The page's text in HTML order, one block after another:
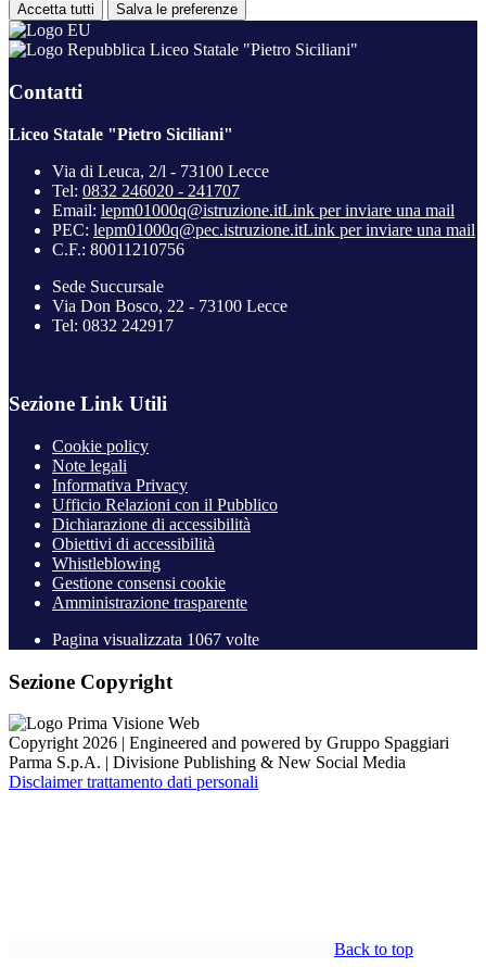
Accetta tutti Salva le preferenze
Liceo Statale "Pietro Siciliani"
Contatti
Liceo Statale "Pietro Siciliani"
Via di Leuca, 2/l - 73100 Lecce
Tel: 0832 246020 - 241707
Email: lepm01000q@istruzione.itLink per inviare una mail
PEC: lepm01000q@pec.istruzione.itLink per inviare una mail
C.F.: 80011210756
Sede Succursale
Via Don Bosco, 22 - 73100 Lecce
Tel: 0832 242917
Sezione Link Utili
Cookie policy
Note legali
Informativa Privacy
Ufficio Relazioni con il Pubblico
Dichiarazione di accessibilità
Obiettivi di accessibilità
Whistleblowing
Gestione consensi cookie
Amministrazione trasparente
Pagina visualizzata 1067 volte
Sezione Copyright
Copyright 2026 | Engineered and powered by Gruppo Spaggiari
Parma S.p.A. | Divisione Publishing & New Social Media
Disclaimer trattamento dati personali
Back to top